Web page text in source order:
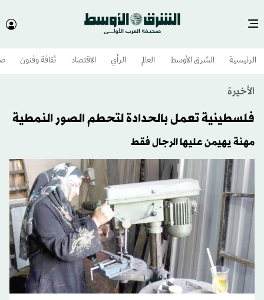
الرئيسية الشرق الأوسط​ العالم الرأي الاقتصاد ثقافة وفنون
الأخيرة
فلسطينية تعمل بالحدادة لتحطم الصور النمطية
مهنة يهيمن عليها الرجال فقط